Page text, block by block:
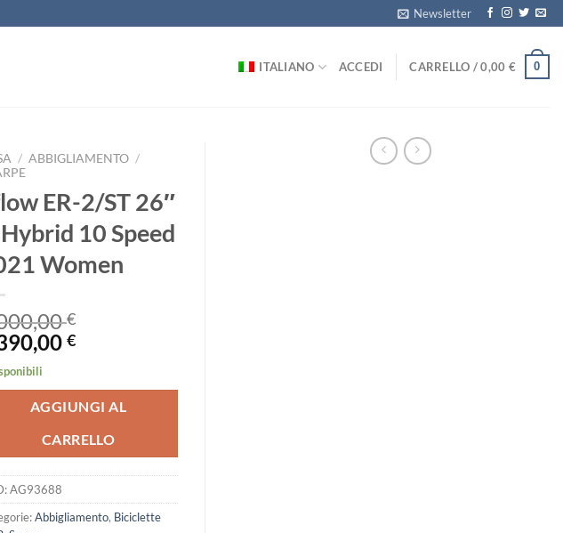
Newsletter
ITALIANO ACCEDI CARRELLO /0,00 € 0
/ ABBIGLIAMENTO /
ER-2/ST 26″
10 Speed
Women
€
€Il
attuale
è:
AGGIUNGI AL
CARRELLO
AG93688
Abbigliamento, Biciclette